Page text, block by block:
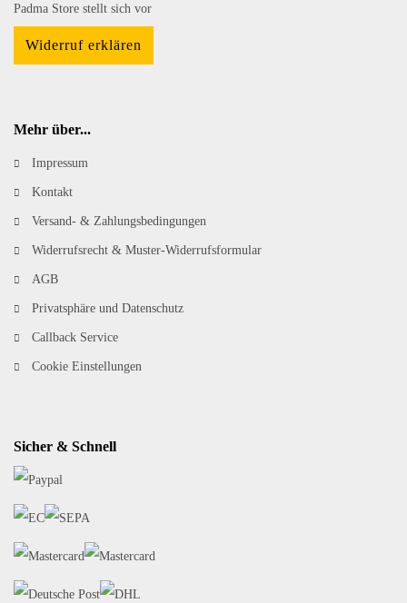
Padma Store stellt sich vor
Widerruf erklären
Mehr über...
Impressum
Kontakt
Versand- & Zahlungsbedingungen
Widerrufsrecht & Muster-Widerrufsformular
AGB
Privatsphäre und Datenschutz
Callback Service
Cookie Einstellungen
Sicher & Schnell